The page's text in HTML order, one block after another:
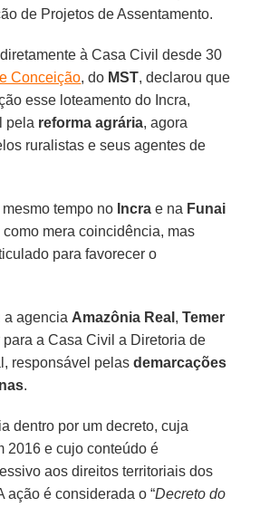
de Projetos de Assentamento.
à Casa Civil desde 30
Conceição, do MST, declarou que
esse loteamento do Incra,
pela reforma agrária, agora
ruralistas e seus agentes de
tempo no Incra e na Funai
mera coincidência, mas
para favorecer o
a agencia Amazônia Real ,Temer
para a Casa Civil a Diretoria de
responsável pelasdemarcações
.
dentro por um decreto, cuja
2016 e cujo conteúdo é
aos direitos territoriais dos
ação é considerada o “Decreto do